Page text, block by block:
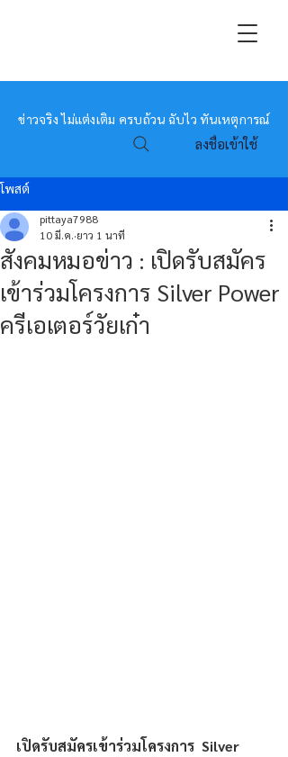
หมอข่าว
ข่าวจริง ไม่แต่งเติม ครบถ้วน ฉับไว ทันเหตุการณ์
ลงชื่อเข้าใช้
โพสต์
สังคมหมอข่าว : เปิดรับสมัคร
เข้าร่วมโครงการ Silver Power
ครีเอเตอร์วัยเก๋า
pittaya7988
10 มี.ค. ยาว 1 นาที
เปิดรับสมัครเข้าร่วมโครงการ  Silver